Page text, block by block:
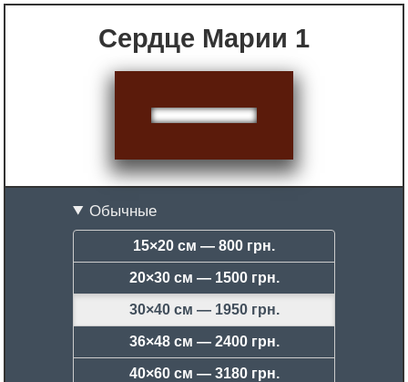
Сердце Марии 1
Обычные
15×20 см — 800 грн.
20×30 см — 1500 грн.
30×40 см — 1950 грн.
36×48 см — 2400 грн.
40×60 см — 3180 грн.